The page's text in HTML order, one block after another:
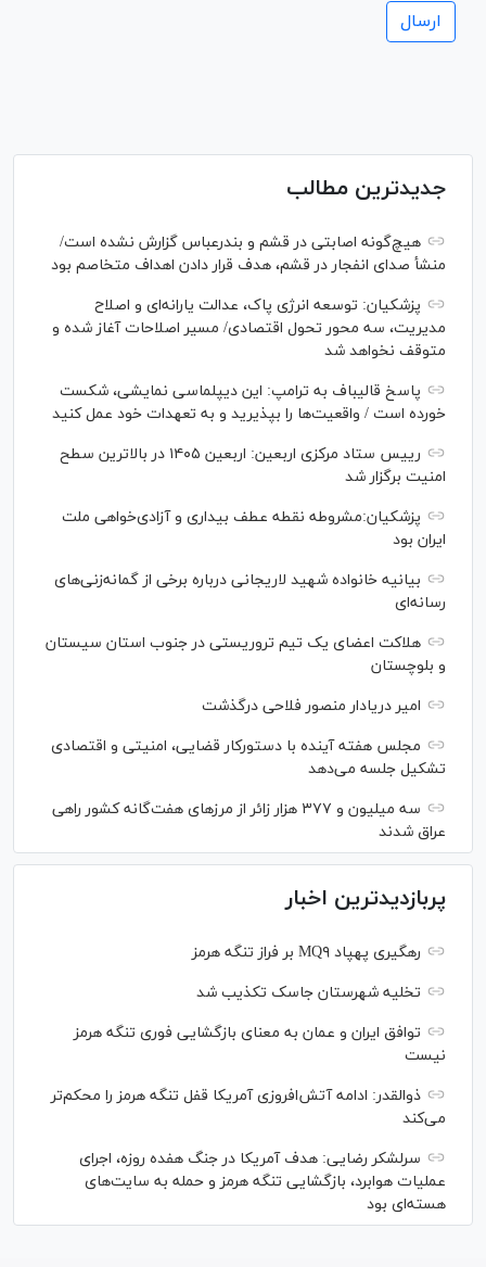
جدیدترین مطالب
هیچ‌گونه اصابتی در قشم و بندرعباس گزارش نشده است/
منشأ صدای انفجار در قشم، هدف قرار دادن اهداف متخاصم بود
پزشکیان: توسعه انرژی پاک، عدالت یارانه‌ای و اصلاح
مدیریت، سه محور تحول اقتصادی/ مسیر اصلاحات آغاز شده و
متوقف نخواهد شد
پاسخ قالیباف به ترامپ: این دیپلماسی نمایشی، شکست
خورده است / واقعیت‌ها را بپذیرید و به تعهدات خود عمل کنید
رییس ستاد مرکزی اربعین: اربعین ۱۴۰۵ در بالاترین سطح
امنیت برگزار شد
پزشکیان:مشروطه نقطه عطف بیداری و آزادی‌خواهی ملت
ایران بود
بیانیه خانواده شهید لاریجانی درباره برخی از گمانه‌زنی‌های
رسانه‌ای
هلاکت اعضای یک تیم تروریستی در جنوب استان سیستان
و بلوچستان
امیر دریادار منصور فلاحی درگذشت
مجلس هفته آینده با دستورکار قضایی، امنیتی و اقتصادی
تشکیل جلسه می‌دهد
سه میلیون و ۳۷۷ هزار زائر از مرز‌های هفت‌گانه کشور راهی
عراق شدند
پربازدیدترین اخبار
رهگیری پهپاد MQ۹ بر فراز تنگه هرمز
تخلیه شهرستان جاسک تکذیب شد
توافق ایران و عمان به معنای بازگشایی فوری تنگه هرمز
نیست
ذوالقدر: ادامه آتش‌افروزی آمریکا قفل تنگه هرمز را محکم‌تر
می‌کند
سرلشکر رضایی: هدف آمریکا در جنگ هفده روزه، اجرای
عملیات هوابرد، بازگشایی تنگه هرمز و حمله به سایت‌های
هسته‌ای بود